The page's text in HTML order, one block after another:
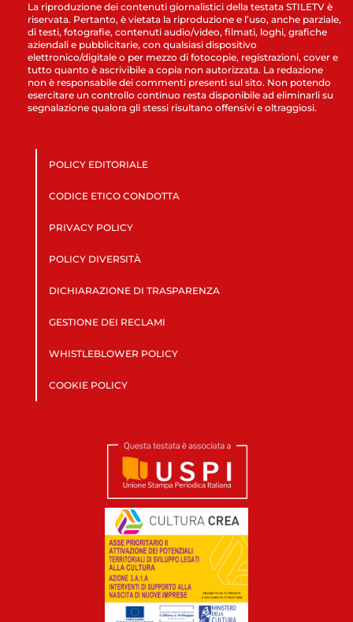
La riproduzione dei contenuti giornalistici della testata STILETV è
riservata. Pertanto, è vietata la riproduzione e l’uso, anche parziale,
di testi, fotografie, contenuti audio/video, filmati, loghi, grafiche
aziendali e pubblicitarie, con qualsiasi dispositivo
elettronico/digitale o per mezzo di fotocopie, registrazioni, cover e
tutto quanto è ascrivibile a copia non autorizzata. La redazione
non è responsabile dei commenti presenti sul sito. Non potendo
esercitare un controllo continuo resta disponibile ad eliminarli su
segnalazione qualora gli stessi risultano offensivi e oltraggiosi.
POLICY EDITORIALE
CODICE ETICO CONDOTTA
PRIVACY POLICY
POLICY DIVERSITÀ
DICHIARAZIONE DI TRASPARENZA
GESTIONE DEI RECLAMI
WHISTLEBLOWER POLICY
COOKIE POLICY